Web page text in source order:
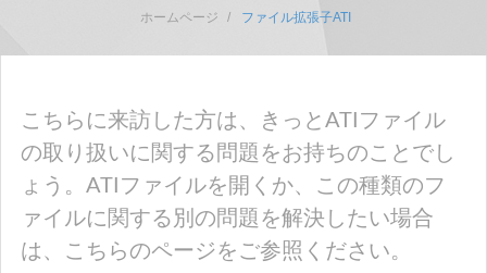
ホームページ ファイル拡張子ATI
こちらに来訪した方は、きっとATIファイル
の取り扱いに関する問題をお持ちのことでし
ょう。ATIファイルを開くか、この種類のフ
ァイルに関する別の問題を解決したい場合
は、こちらのページをご参照ください。